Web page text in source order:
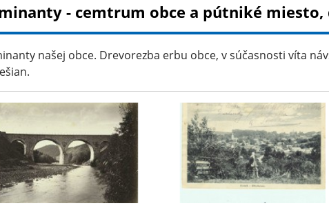
- cemtrum obce a pútniké miesto,
našej obce. Drevorezba erbu obce, v súčasnosti víta